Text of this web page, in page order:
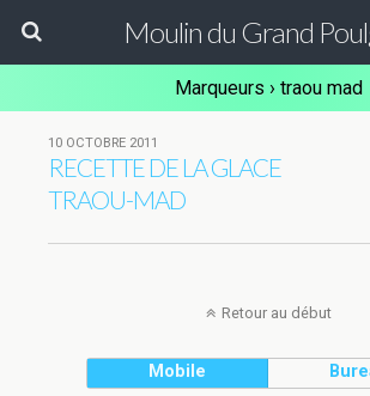
Moulin du Grand
Marqueurs › traou mad
10 OCTOBRE 2011
RECETTE DE LA GLACE
TRAOU-MAD
Retour au début
Mobile